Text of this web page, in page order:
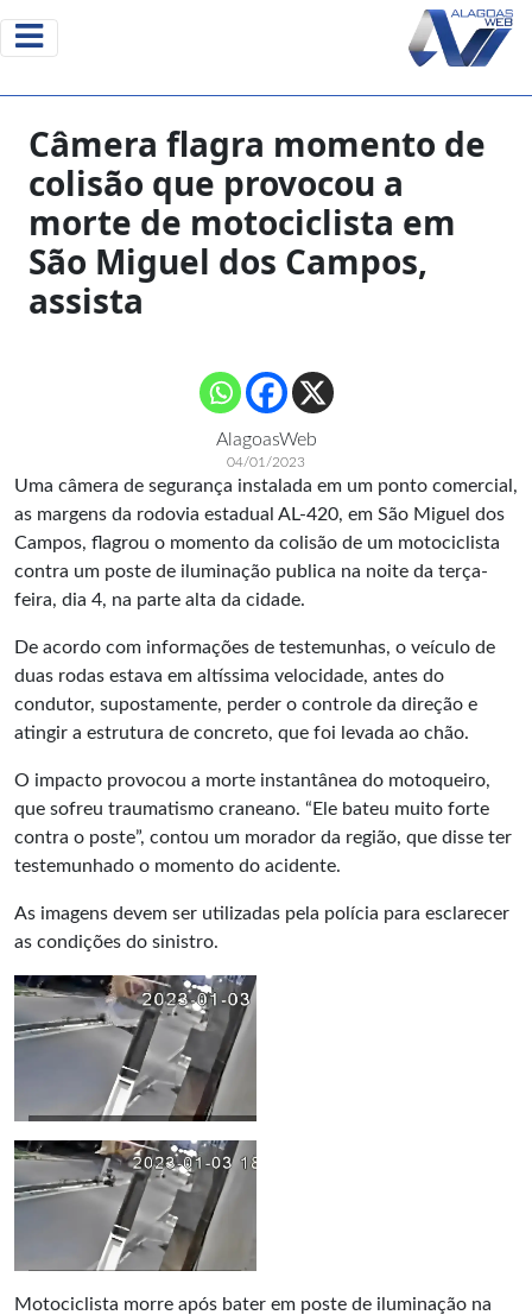
Câmera flagra momento de
colisão que provocou a
morte de motociclista em
São Miguel dos Campos,
assista
AlagoasWeb
04/01/2023
Uma câmera de segurança instalada em um ponto comercial,
as margens da rodovia estadual AL-420, em São Miguel dos
Campos, flagrou o momento da colisão de um motociclista
contra um poste de iluminação publica na noite da terça-
feira, dia 4, na parte alta da cidade.
De acordo com informações de testemunhas, o veículo de
duas rodas estava em altíssima velocidade, antes do
condutor, supostamente, perder o controle da direção e
atingir a estrutura de concreto, que foi levada ao chão.
O impacto provocou a morte instantânea do motoqueiro,
que sofreu traumatismo craneano. “Ele bateu muito forte
contra o poste”, contou um morador da região, que disse ter
testemunhado o momento do acidente.
As imagens devem ser utilizadas pela polícia para esclarecer
as condições do sinistro.
Motociclista morre após bater em poste de iluminação na